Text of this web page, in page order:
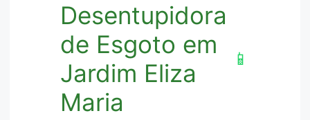
Desentupidora
de Esgoto em
Jardim Eliza
Maria
📱